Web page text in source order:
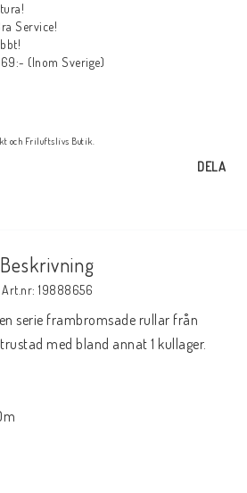
Service!
(Inom Sverige)
och Friluftslivs Butik.
DELA
Beskrivning
Art.nr: 19888656
serie frambromsade rullar från
med bland annat 1 kullager.